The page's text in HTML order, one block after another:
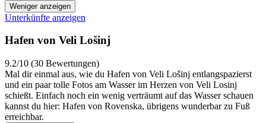
Weniger anzeigen
Unterkünfte anzeigen
Hafen von Veli Lošinj
9.2/10 (30 Bewertungen)
Mal dir einmal aus, wie du Hafen von Veli Lošinj entlangspazierst
und ein paar tolle Fotos am Wasser im Herzen von Veli Losinj
schießt. Einfach noch ein wenig verträumt auf das Wasser schauen
kannst du hier: Hafen von Rovenska, übrigens wunderbar zu Fuß
erreichbar.